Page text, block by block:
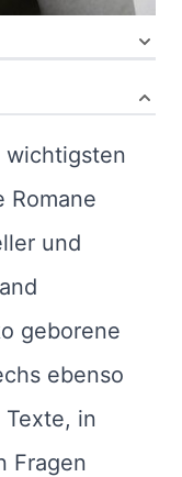
wichtigsten
Romane
und
geborene
ebenso
in
Fragen